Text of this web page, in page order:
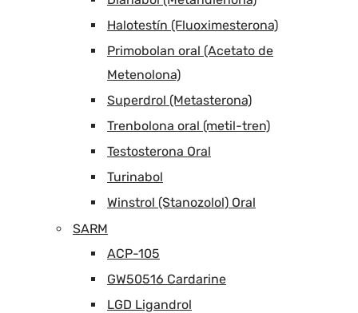
Halotestín (Fluoximesterona)
Primobolan oral (Acetato de
Metenolona)
Superdrol (Metasterona)
Trenbolona oral (metil-tren)
Testosterona Oral
Turinabol
Winstrol (Stanozolol) Oral
SARM
ACP-105
GW50516 Cardarine
LGD Ligandrol